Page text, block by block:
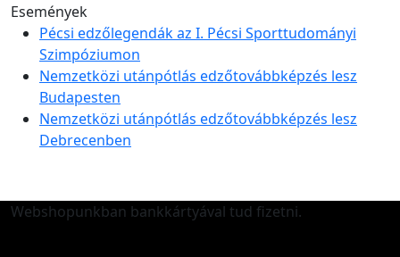
Események
Pécsi edzőlegendák az I. Pécsi Sporttudományi
Szimpóziumon
Nemzetközi utánpótlás edzőtovábbképzés lesz
Budapesten
Nemzetközi utánpótlás edzőtovábbképzés lesz
Debrecenben
Webshopunkban bankkártyával tud fizetni.